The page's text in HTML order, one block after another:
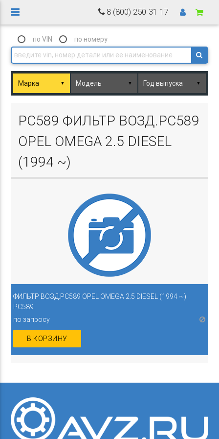
8 (800) 250-31-17
по VIN по номеру
▼ ▼ ▼
PC589 ФИЛЬТР ВОЗД.PC589
OPEL OMEGA 2.5 DIESEL
(1994 ~)
ФИЛЬТР ВОЗД.PC589 OPEL OMEGA 2.5 DIESEL (1994 ~)
PC589
по запросу
В КОРЗИНУ